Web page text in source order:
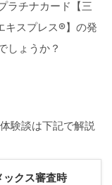
ラチナカード【三
キスプレス®】の発
しょうか？
験談は下記で解説
ックス審査時